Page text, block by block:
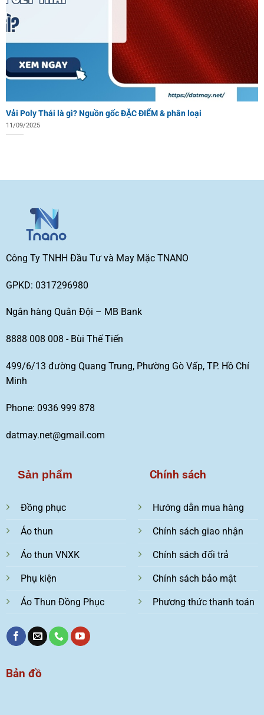
Vải Poly Thái là gì? Nguồn gốc ĐẶC ĐIỂM & phân loại
11/09/2025
Công Ty TNHH Đầu Tư và May Mặc TNANO
GPKD: 0317296980
Ngân hàng Quân Đội – MB Bank
8888 008 008 - Bùi Thế Tiến
499/6/13 đường Quang Trung, Phường Gò Vấp, TP. Hồ Chí
Minh
Phone: 0936 999 878
datmay.net@gmail.com
Sản phẩm
Đồng phục
Áo thun
Áo thun VNXK
Phụ kiện
Áo Thun Đồng Phục
Chính sách
Hướng dẫn mua hàng
Chính sách giao nhận
Chính sách đổi trả
Chính sách bảo mật
Phương thức thanh toán
Bản đồ